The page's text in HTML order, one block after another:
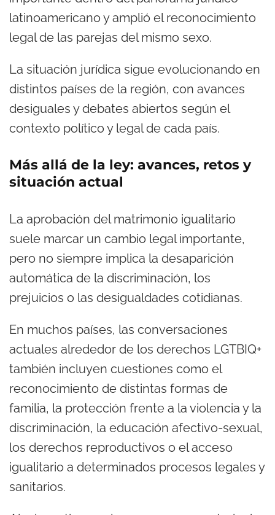
latinoamericano y amplió el reconocimiento
legal de las parejas del mismo sexo.
La situación jurídica sigue evolucionando en
distintos países de la región, con avances
desiguales y debates abiertos según el
contexto político y legal de cada país.
Más allá de la ley: avances, retos y
situación actual
La aprobación del matrimonio igualitario
suele marcar un cambio legal importante,
pero no siempre implica la desaparición
automática de la discriminación, los
prejuicios o las desigualdades cotidianas.
En muchos países, las conversaciones
actuales alrededor de los derechos LGTBIQ+
también incluyen cuestiones como el
reconocimiento de distintas formas de
familia, la protección frente a la violencia y la
discriminación, la educación afectivo-sexual,
los derechos reproductivos o el acceso
igualitario a determinados procesos legales y
sanitarios.